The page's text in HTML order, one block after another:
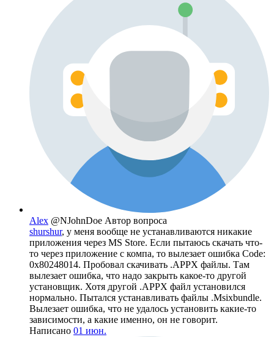
Alex @NJohnDoe Автор вопроса
shurshur, у меня вообще не устанавливаются никакие
приложения через MS Store. Если пытаюсь скачать что-
то через приложение с компа, то вылезает ошибка Code:
0x80248014. Пробовал скачивать .APPX файлы. Там
вылезает ошибка, что надо закрыть какое-то другой
установщик. Хотя другой .APPX файл установился
нормально. Пытался устанавливать файлы .Msixbundle.
Вылезает ошибка, что не удалось установить какие-то
зависимости, а какие именно, он не говорит.
Написано 01 июн.